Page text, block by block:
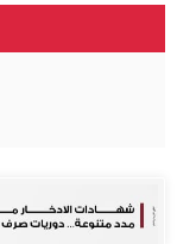
ترامب: نتحدث مع